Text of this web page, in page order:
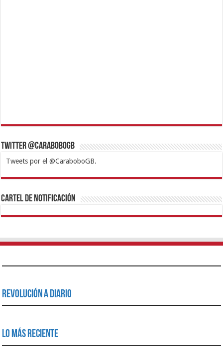
Twitter @CaraboboGB
Tweets por el @CaraboboGB.
1xbetBetturkeyBetistKralbetSupertotobetTipobetMatadorbetMariobet
https://mvbcasino.com/
Cartel de Notificación
Revolución a Diario
Lo Más Reciente